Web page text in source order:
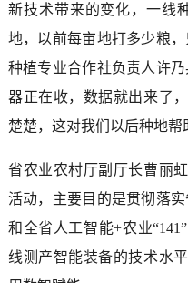
新技术带来的变化，一线
地，以前每亩地打多少粮
种植专业合作社负责人许
器正在收，数据就出来了
楚楚，这对我们以后种地帮
省农业农村厅副厅长曹丽
活动，主要目的是贯彻落
和全省人工智能+农业
线测产智能装备的技术水